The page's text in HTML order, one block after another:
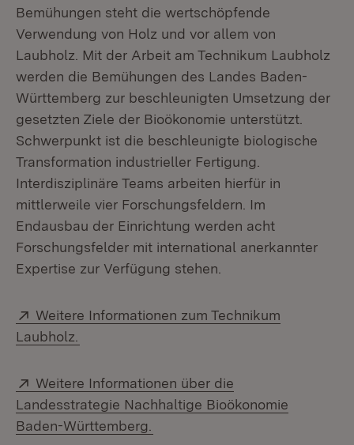
Bemühungen steht die wertschöpfende
Verwendung von Holz und vor allem von
Laubholz. Mit der Arbeit am Technikum Laubholz
werden die Bemühungen des Landes Baden-
Württemberg zur beschleunigten Umsetzung der
gesetzten Ziele der Bioökonomie unterstützt.
Schwerpunkt ist die beschleunigte biologische
Transformation industrieller Fertigung.
Interdisziplinäre Teams arbeiten hierfür in
mittlerweile vier Forschungsfeldern. Im
Endausbau der Einrichtung werden acht
Forschungsfelder mit international anerkannter
Expertise zur Verfügung stehen.
Extern:
Weitere Informationen zum Technikum
Laubholz.
Extern:
Weitere Informationen über die
Landesstrategie Nachhaltige Bioökonomie
Baden-Württemberg.